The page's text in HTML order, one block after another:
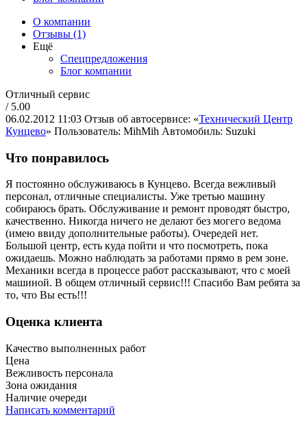
О компании
Отзывы (1)
Ещё
Спецпредложения
Блог компании
Отличный сервис
/ 5.00
06.02.2012 11:03 Отзыв об автосервисе: «Технический Центр
Кунцево» Пользователь: MihMih Автомобиль: Suzuki
Что понравилось
Я постоянно обслуживаюсь в Кунцево. Всегда вежливый
персонал, отличные специалисты. Уже третью машину
собираюсь брать. Обслуживание и ремонт проводят быстро,
качественно. Никогда ничего не делают без могего ведома
(имею ввиду дополнительные работы). Очередей нет.
Большой центр, есть куда пойти и что посмотреть, пока
ожидаешь. Можно наблюдать за работами прямо в рем зоне.
Механики всегда в процессе работ рассказывают, что с моей
машиной. В общем отличный сервис!!! Спасибо Вам ребята за
то, что Вы есть!!!
Оценка клиента
Качество выполненных работ
Цена
Вежливость персонала
Зона ожидания
Наличие очереди
Написать комментарий